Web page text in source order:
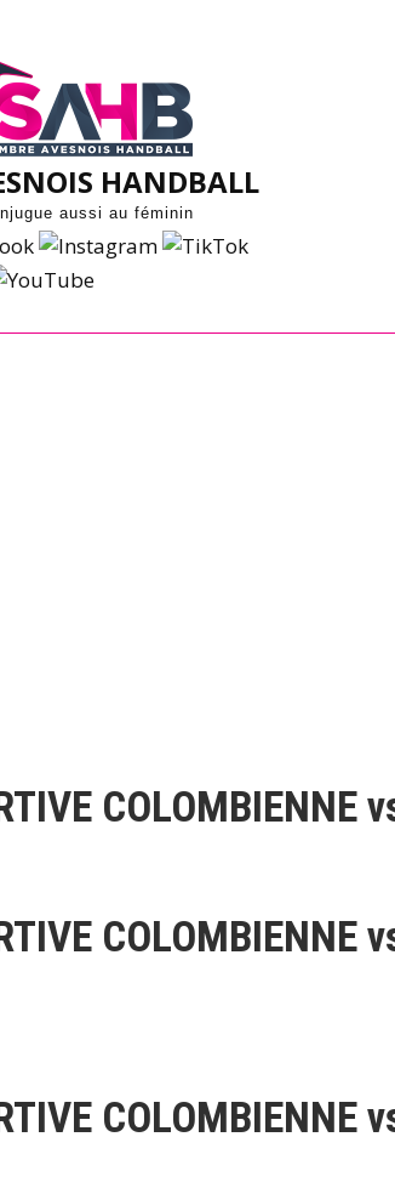
HANDBALL
aussi au féminin
COLOMBIENNE
COLOMBIENNE
COLOMBIENNE